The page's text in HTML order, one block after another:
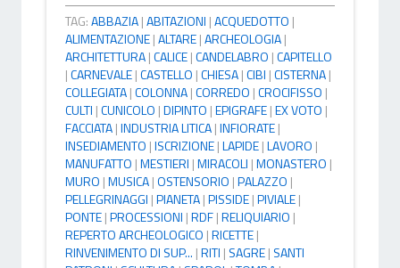
TAG:ABBAZIA|ABITAZIONI |ACQUEDOTTO |
ALIMENTAZIONE|ALTARE|ARCHEOLOGIA|
ARCHITETTURA|CALICE|CANDELABRO |CAPITELLO
|CARNEVALE|CASTELLO |CHIESA|CIBI |CISTERNA|
COLLEGIATA|COLONNA|CORREDO |CROCIFISSO |
CULTI |CUNICOLO |DIPINTO |EPIGRAFE|EX VOTO |
FACCIATA|INDUSTRIA LITICA|INFIORATE|
INSEDIAMENTO |ISCRIZIONE|LAPIDE|LAVORO |
MANUFATTO |MESTIERI |MIRACOLI |MONASTERO |
MURO |MUSICA|OSTENSORIO |PALAZZO |
PELLEGRINAGGI |PIANETA|PISSIDE|PIVIALE|
PONTE|PROCESSIONI |RDF|RELIQUIARIO |
REPERTO ARCHEOLOGICO |RICETTE|
RINVENIMENTO DI SUP... |RITI | SAGRE| SANTI